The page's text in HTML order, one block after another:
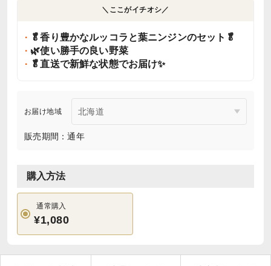
＼ここがイチオシ／
🥬香り豊かなルッコラと葉ニンジンのセット🥬
🌿使い勝手の良い野菜
🥬直送で新鮮な状態でお届け✨
お届け地域
販売期間：通年
購入方法
通常購入
¥1,080